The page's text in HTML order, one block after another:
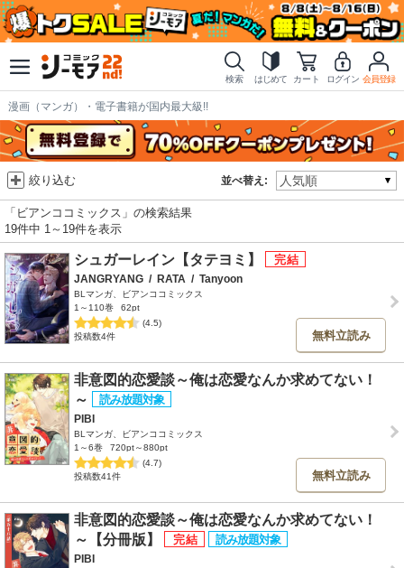
検索 はじめて カート ログイン 会員登録
漫画（マンガ）・電子書籍が国内最大級!!
並べ替え:
絞り込む
「ビアンココミックス」の検索結果
19件中 1～19件を表示
シュガーレイン【タテヨミ】
JANGRYANG / RATA / Tanyoon
BLマンガ、ビアンココミックス
1～110巻
62pt
(4.5)
投稿数4件
無料立読み
非意図的恋愛談～俺は恋愛なんか求めてない！
～
PIBI
BLマンガ、ビアンココミックス
1～6巻
720pt～880pt
(4.7)
投稿数41件
無料立読み
非意図的恋愛談～俺は恋愛なんか求めてない！
～【分冊版】
PIBI